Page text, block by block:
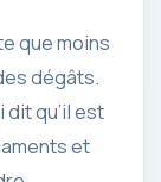
que moins
dégâts.
dit qu’il est
et